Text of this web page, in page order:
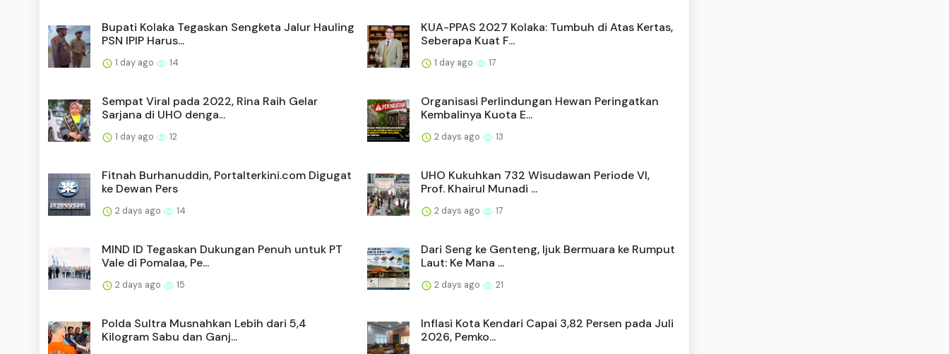
Bupati Kolaka Tegaskan Sengketa Jalur Hauling
PSN IPIP Harus...
1 day ago 14
KUA-PPAS 2027 Kolaka: Tumbuh di Atas Kertas,
Seberapa Kuat F...
1 day ago 17
Sempat Viral pada 2022, Rina Raih Gelar
Sarjana di UHO denga...
1 day ago 12
Organisasi Perlindungan Hewan Peringatkan
Kembalinya Kuota E...
2 days ago 13
Fitnah Burhanuddin, Portalterkini.com Digugat
ke Dewan Pers
2 days ago 14
UHO Kukuhkan 732 Wisudawan Periode VI,
Prof. Khairul Munadi ...
2 days ago 17
MIND ID Tegaskan Dukungan Penuh untuk PT
Vale di Pomalaa, Pe...
2 days ago 15
Dari Seng ke Genteng, Ijuk Bermuara ke Rumput
Laut: Ke Mana ...
2 days ago 21
Polda Sultra Musnahkan Lebih dari 5,4
Kilogram Sabu dan Ganj...
Inflasi Kota Kendari Capai 3,82 Persen pada Juli
2026, Pemko...